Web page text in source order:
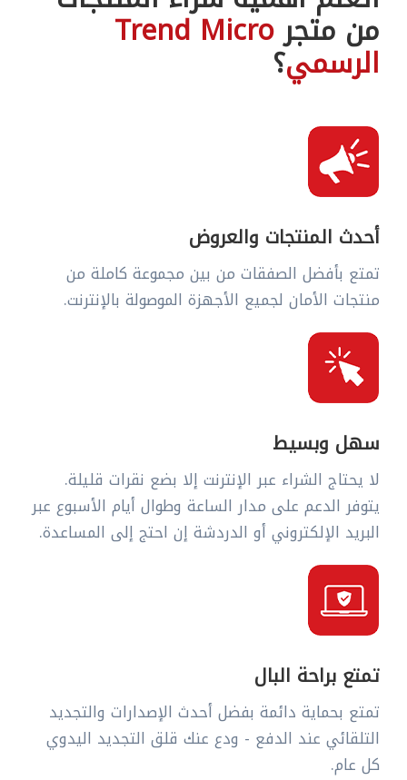
من متجرTrend Micro
الرسمي؟
أحدث المنتجات والعروض
تمتع بأفضل الصفقات من بين مجموعة كاملة من
منتجات الأمان لجميع الأجهزة الموصولة بالإنترنت.
سهل وبسيط
لا يحتاج الشراء عبر الإنترنت إلا بضع نقرات قليلة.
يتوفر الدعم على مدار الساعة وطوال أيام الأسبوع عبر
البريد الإلكتروني أو الدردشة إن احتج إلى المساعدة.
تمتع براحة البال
تمتع بحماية دائمة بفضل أحدث الإصدارات والتجديد
التلقائي عند الدفع - ودع عنك قلق التجديد اليدوي
كل عام.